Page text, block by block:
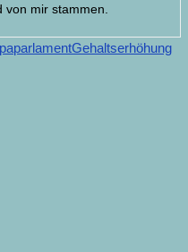
von mir stammen.
Gehaltserhöhung